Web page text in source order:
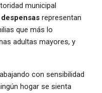
municipal
representan
que más lo
adultas mayores, y
con sensibilidad
hogar se sienta